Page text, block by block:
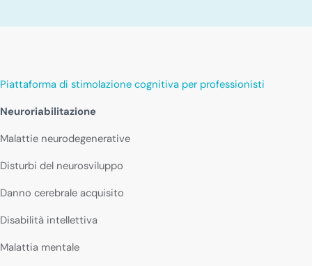
Piattaforma di stimolazione cognitiva per professionisti
Neuroriabilitazione
Malattie neurodegenerative
Disturbi del neurosviluppo
Danno cerebrale acquisito
Disabilità intellettiva
Malattia mentale